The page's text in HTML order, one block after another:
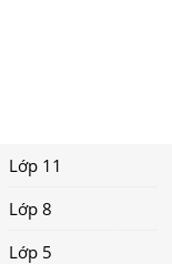
Lớp 11
Lớp 8
Lớp 5